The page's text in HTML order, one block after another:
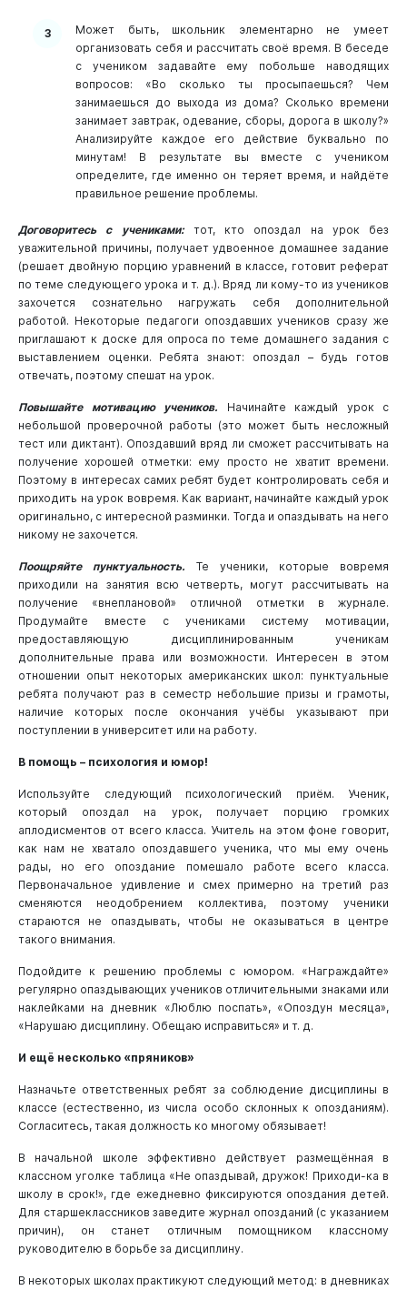
Может быть, школьник элементарно не умеет
организовать себя и рассчитать своё время. В беседе
с учеником задавайте ему побольше наводящих
вопросов: «Во сколько ты просыпаешься? Чем
занимаешься до выхода из дома? Сколько времени
занимает завтрак, одевание, сборы, дорога в школу?»
Анализируйте каждое его действие буквально по
минутам! В результате вы вместе с учеником
определите, где именно он теряет время, и найдёте
правильное решение проблемы.
Договоритесь с учениками: тот, кто опоздал на урок без
уважительной причины, получает удвоенное домашнее задание
(решает двойную порцию уравнений в классе, готовит реферат
по теме следующего урока и т. д.). Вряд ли кому-то из учеников
захочется сознательно нагружать себя дополнительной
работой. Некоторые педагоги опоздавших учеников сразу же
приглашают к доске для опроса по теме домашнего задания с
выставлением оценки. Ребята знают: опоздал – будь готов
отвечать, поэтому спешат на урок.
Повышайте мотивацию учеников. Начинайте каждый урок с
небольшой проверочной работы (это может быть несложный
тест или диктант). Опоздавший вряд ли сможет рассчитывать на
получение хорошей отметки: ему просто не хватит времени.
Поэтому в интересах самих ребят будет контролировать себя и
приходить на урок вовремя. Как вариант, начинайте каждый урок
оригинально, с интересной разминки. Тогда и опаздывать на него
никому не захочется.
Поощряйте пунктуальность. Те ученики, которые вовремя
приходили на занятия всю четверть, могут рассчитывать на
получение «внеплановой» отличной отметки в журнале.
Продумайте вместе с учениками систему мотивации,
предоставляющую дисциплинированным ученикам
дополнительные права или возможности. Интересен в этом
отношении опыт некоторых американских школ: пунктуальные
ребята получают раз в семестр небольшие призы и грамоты,
наличие которых после окончания учёбы указывают при
поступлении в университет или на работу.
В помощь – психология и юмор!
Используйте следующий психологический приём. Ученик,
который опоздал на урок, получает порцию громких
аплодисментов от всего класса. Учитель на этом фоне говорит,
как нам не хватало опоздавшего ученика, что мы ему очень
рады, но его опоздание помешало работе всего класса.
Первоначальное удивление и смех примерно на третий раз
сменяются неодобрением коллектива, поэтому ученики
стараются не опаздывать, чтобы не оказываться в центре
такого внимания.
Подойдите к решению проблемы с юмором. «Награждайте»
регулярно опаздывающих учеников отличительными знаками или
наклейками на дневник «Люблю поспать», «Опоздун месяца»,
«Нарушаю дисциплину. Обещаю исправиться» и т. д.
И ещё несколько «пряников»
Назначьте ответственных ребят за соблюдение дисциплины в
классе (естественно, из числа особо склонных к опозданиям).
Согласитесь, такая должность ко многому обязывает!
В начальной школе эффективно действует размещённая в
классном уголке таблица «Не опаздывай, дружок! Приходи-ка в
школу в срок!», где ежедневно фиксируются опоздания детей.
Для старшеклассников заведите журнал опозданий (с указанием
причин), он станет отличным помощником классному
руководителю в борьбе за дисциплину.
В некоторых школах практикуют следующий метод: в дневниках